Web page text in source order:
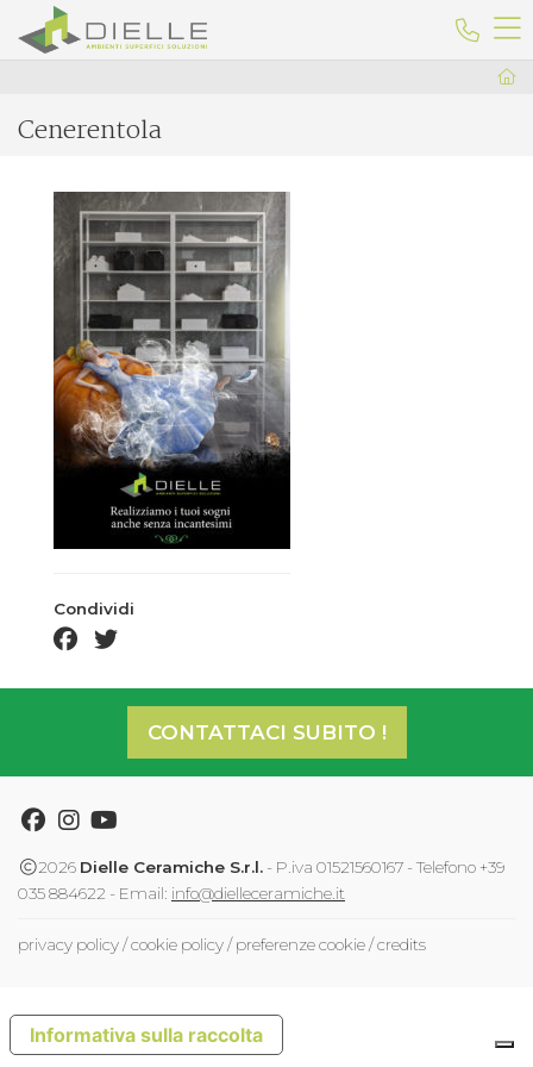
Dielle Ceramiche
Cenerentola
Condividi
facebook share
twitter share
CONTATTACI SUBITO !
Facebook
Instagram
Youtube
2026 Dielle Ceramiche S.r.l. - P.iva 01521560167 - Telefono +39
035 884622 - Email: info@dielleceramiche.it
privacy policy/cookie policy/preferenze cookie/credits
Informativa sulla raccolta